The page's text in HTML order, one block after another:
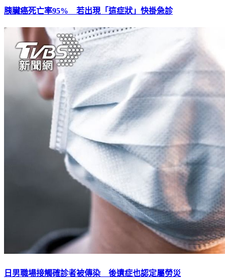
胰臟癌死亡率95% 若出現「這症狀」快掛急診
日男職場接觸確診者被傳染 後遺症也認定屬勞災